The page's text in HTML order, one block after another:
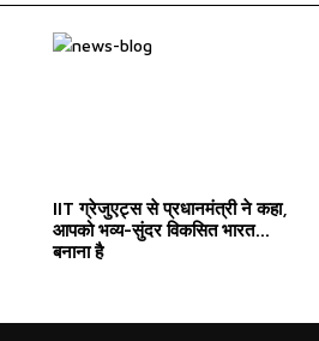
IIT ग्रेजुएट्स से प्रधानमंत्री ने कहा,
आपको भव्य-सुंदर विकसित भारत
बनाना है